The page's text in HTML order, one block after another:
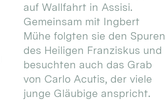
auf Wallfahrt in Assisi.
Gemeinsam mit Ingbert
Mühe folgten sie den Spuren
des Heiligen Franziskus und
besuchten auch das Grab
von Carlo Acutis, der viele
junge Gläubige anspricht.